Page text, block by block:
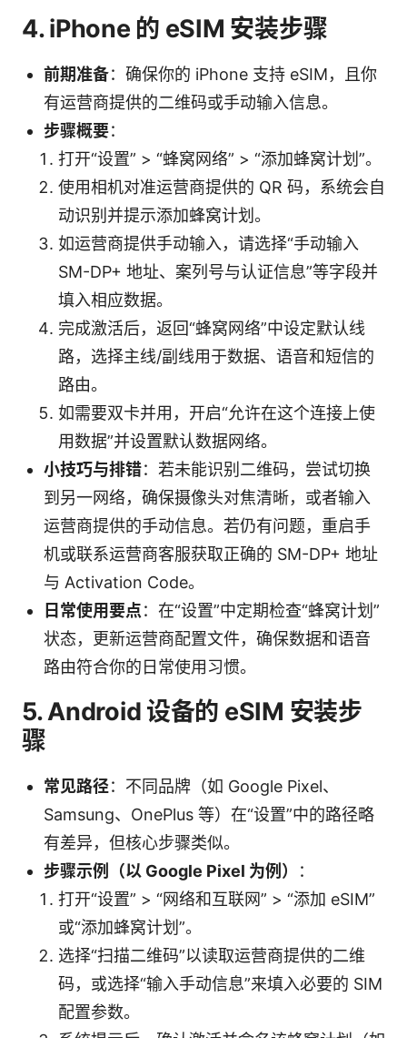
4. iPhone 的 eSIM 安装步骤
前期准备：确保你的 iPhone 支持 eSIM，且你
有运营商提供的二维码或手动输入信息。
步骤概要：
打开“设置” > “蜂窝网络” > “添加蜂窝计划”。
使用相机对准运营商提供的 QR 码，系统会自
动识别并提示添加蜂窝计划。
如运营商提供手动输入，请选择“手动输入
SM-DP+ 地址、案列号与认证信息”等字段并
填入相应数据。
完成激活后，返回“蜂窝网络”中设定默认线
路，选择主线/副线用于数据、语音和短信的
路由。
如需要双卡并用，开启“允许在这个连接上使
用数据”并设置默认数据网络。
小技巧与排错：若未能识别二维码，尝试切换
到另一网络，确保摄像头对焦清晰，或者输入
运营商提供的手动信息。若仍有问题，重启手
机或联系运营商客服获取正确的 SM-DP+ 地址
与 Activation Code。
日常使用要点：在“设置”中定期检查“蜂窝计划”
状态，更新运营商配置文件，确保数据和语音
路由符合你的日常使用习惯。
5. Android 设备的 eSIM 安装步
骤
常见路径：不同品牌（如 Google Pixel、
Samsung、OnePlus 等）在“设置”中的路径略
有差异，但核心步骤类似。
步骤示例（以 Google Pixel 为例）
：
打开“设置” > “网络和互联网” > “添加 eSIM”
或“添加蜂窝计划”。
选择“扫描二维码”以读取运营商提供的二维
码，或选择“输入手动信息”来填入必要的 SIM
配置参数。